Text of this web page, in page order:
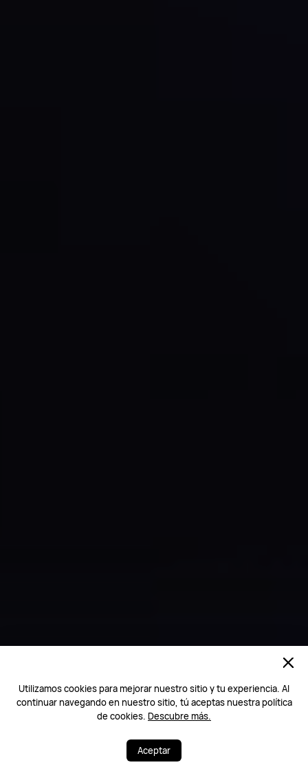
Utilizamos cookies para mejorar nuestro sitio y tu experiencia. Al
continuar navegando en nuestro sitio, tú aceptas nuestra política
de cookies. Descubre más.
Aceptar